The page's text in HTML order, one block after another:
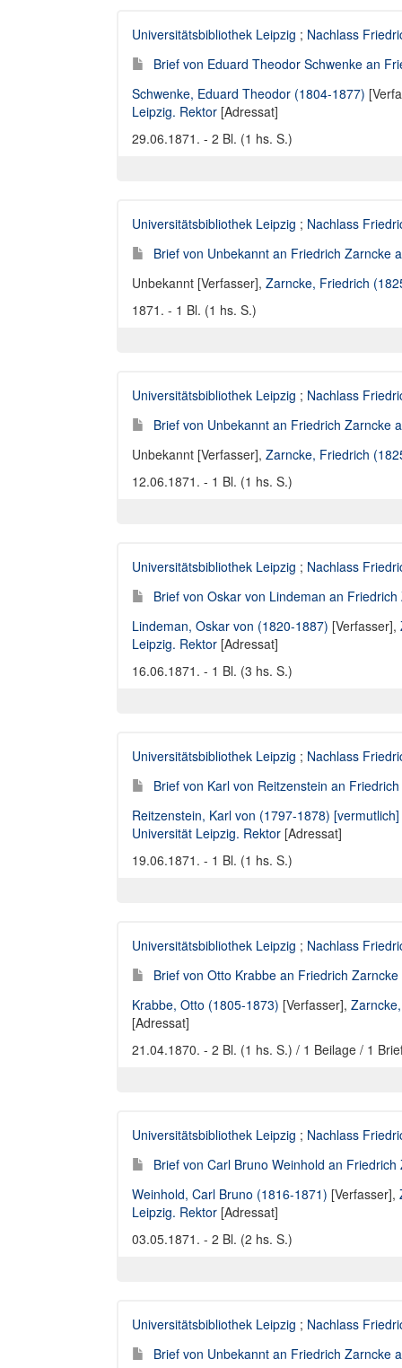
Universitätsbibliothek Leipzig ; Nachlass
Brief von Eduard Theodor Schwenke an
Schwenke, Eduard Theodor (1804-1877)
Leipzig. Rektor [Adressat]
29.06.1871. - 2 Bl. (1 hs. S.)
Universitätsbibliothek Leipzig ; Nachlass
Brief von Unbekannt an Friedrich Zarncke
Unbekannt [Verfasser], Zarncke, Friedrich
1871. - 1 Bl. (1 hs. S.)
Universitätsbibliothek Leipzig ; Nachlass
Brief von Unbekannt an Friedrich Zarncke
Unbekannt [Verfasser], Zarncke, Friedrich
12.06.1871. - 1 Bl. (1 hs. S.)
Universitätsbibliothek Leipzig ; Nachlass
Brief von Oskar von Lindeman an
Lindeman, Oskar von (1820-1887) [Verfasser],
Leipzig. Rektor [Adressat]
16.06.1871. - 1 Bl. (3 hs. S.)
Universitätsbibliothek Leipzig ; Nachlass
Brief von Karl von Reitzenstein an
Reitzenstein, Karl von (1797-1878) [vermutlich]
Universität Leipzig. Rektor [Adressat]
19.06.1871. - 1 Bl. (1 hs. S.)
Universitätsbibliothek Leipzig ; Nachlass
Brief von Otto Krabbe an Friedrich
Krabbe, Otto (1805-1873) [Verfasser],
[Adressat]
21.04.1870. - 2 Bl. (1 hs. S.) / 1 Beilage / 1
Universitätsbibliothek Leipzig ; Nachlass
Brief von Carl Bruno Weinhold an
Weinhold, Carl Bruno (1816-1871) [Verfasser],
Leipzig. Rektor [Adressat]
03.05.1871. - 2 Bl. (2 hs. S.)
Universitätsbibliothek Leipzig ; Nachlass
Brief von Unbekannt an Friedrich Zarncke